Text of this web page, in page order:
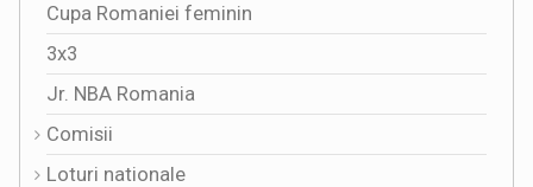
Cupa Romaniei feminin
3x3
Jr. NBA Romania
Comisii
Loturi nationale